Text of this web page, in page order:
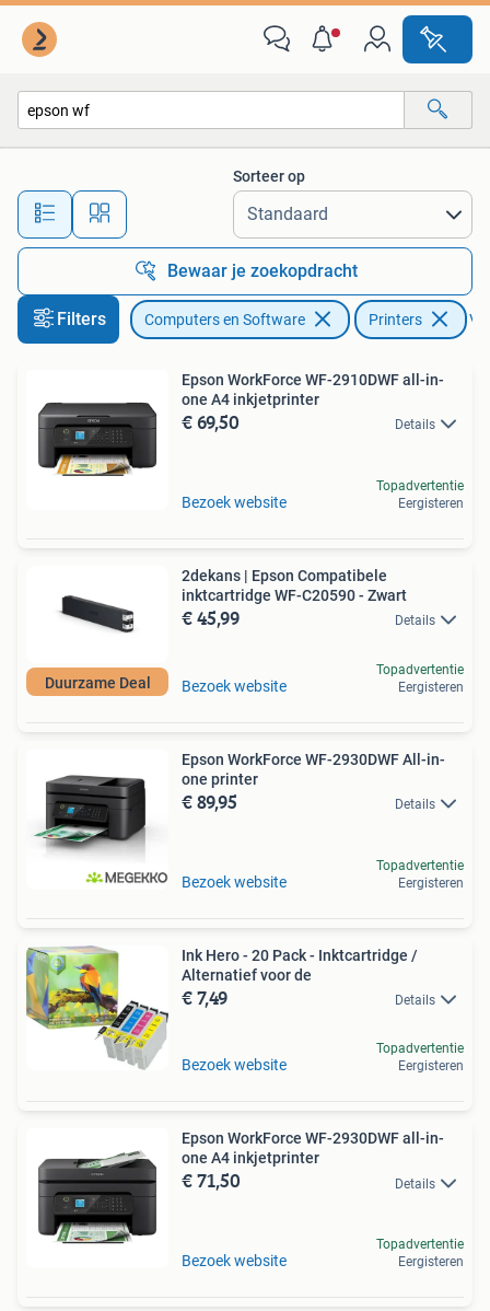
Alle afstanden…
Sorteer op
Bewaar je zoekopdracht
Filters Computers en Software Printers
Epson WorkForce WF-2910DWF all-in-
one A4 inkjetprinter
€ 69,50 Details
Bezoek website
Topadvertentie
Eergisteren
Duurzame Deal
2dekans | Epson Compatibele
inktcartridge WF-C20590 - Zwart
€ 45,99 Details
Bezoek website
Topadvertentie
Eergisteren
Epson WorkForce WF-2930DWF All-in-
one printer
€ 89,95 Details
Bezoek website
Topadvertentie
Eergisteren
Ink Hero - 20 Pack - Inktcartridge /
Alternatief voor de
€ 7,49 Details
Bezoek website
Topadvertentie
Eergisteren
Epson WorkForce WF-2930DWF all-in-
one A4 inkjetprinter
€ 71,50 Details
Bezoek website
Topadvertentie
Eergisteren